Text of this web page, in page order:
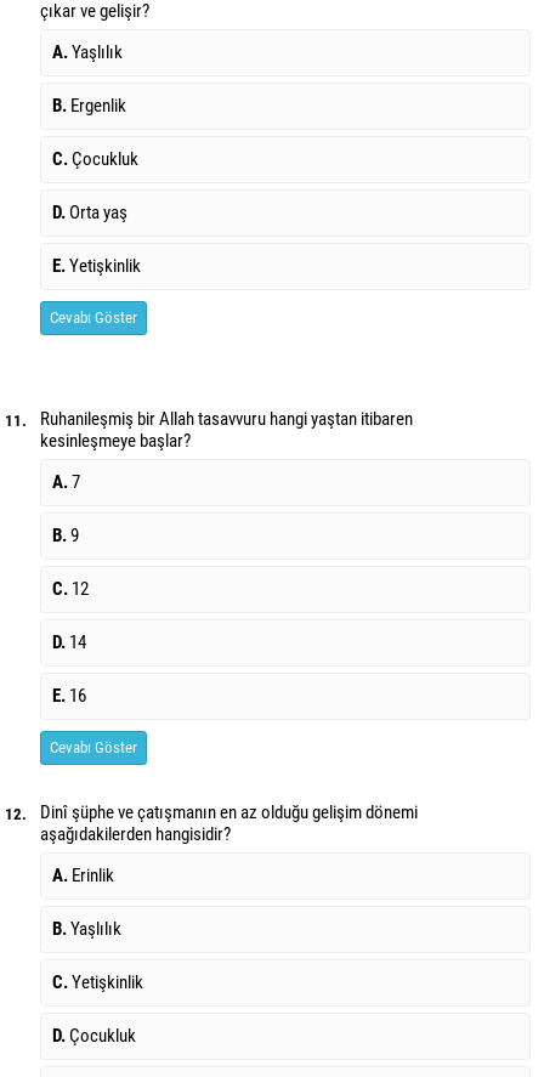
çıkar ve gelişir?
A.Yaşlılık
B. Ergenlik
C.Çocukluk
D. Orta yaş
E.Yetişkinlik
Cevabı Göster
11.
Ruhanileşmiş bir Allah tasavvuru hangi yaştan itibaren
kesinleşmeye başlar?
A.7
B.9
C. 12
D. 14
E. 16
Cevabı Göster
12.
Dinî şüphe ve çatışmanın en az olduğu gelişim dönemi
aşağıdakilerden hangisidir?
A. Erinlik
B.Yaşlılık
C.Yetişkinlik
D.Çocukluk